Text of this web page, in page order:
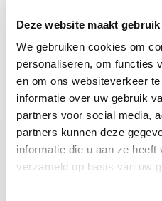
Deze website maakt
We gebruiken cookies om
personaliseren, om functies
en om ons websiteverkeer
informatie over uw gebruik
partners voor social media,
partners kunnen deze
informatie die u aan ze
verzameld op basis van uw
Gerelateerde